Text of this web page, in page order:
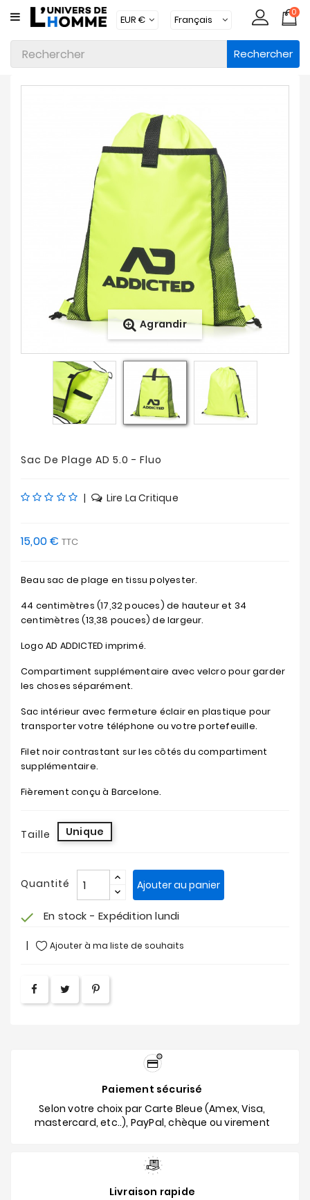
CATÉGORIE
Sous-
Vêtements
Marques
Promotions
0
Rechercher
Agrandir
Sac De Plage AD 5.0 - Fluo
| Lire La Critique
15,00 € TTC
Beau sac de plage en tissu polyester.
44 centimètres (17,32 pouces) de hauteur et 34
centimètres (13,38 pouces) de largeur.
Logo AD ADDICTED imprimé.
Compartiment supplémentaire avec velcro pour garder
les choses séparément.
Sac intérieur avec fermeture éclair en plastique pour
transporter votre téléphone ou votre portefeuille.
Filet noir contrastant sur les côtés du compartiment
supplémentaire.
Fièrement conçu à Barcelone.
Taille Unique
Quantité Ajouter au panier
check En stock - Expédition lundi
Ajouter à ma liste de souhaits
Paiement sécurisé
Selon votre choix par Carte Bleue (Amex, Visa,
mastercard, etc..), PayPal, chèque ou virement
Livraison rapide